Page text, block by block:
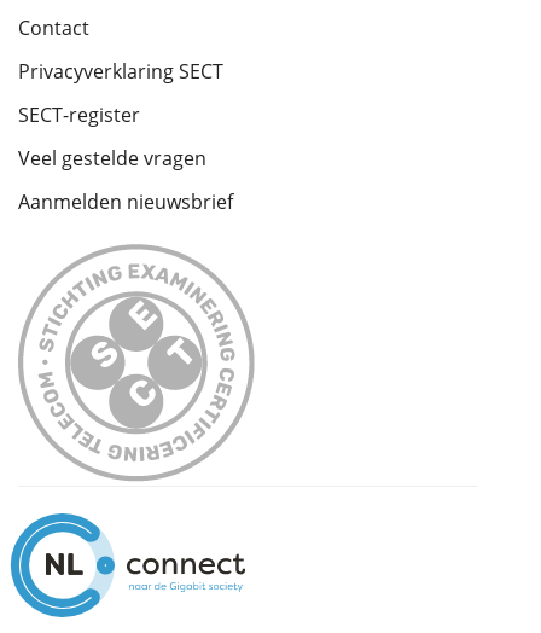
Contact
Privacyverklaring SECT
SECT-register
Veel gestelde vragen
Aanmelden nieuwsbrief